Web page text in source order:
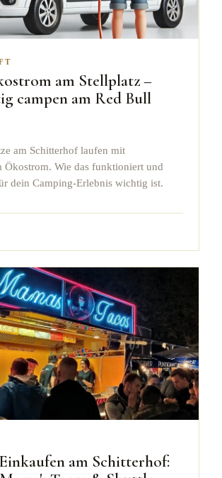
am Stellplatz –
campen am Red Bull
am Schitterhof laufen mit
Ökostrom. Wie das funktioniert und
dein Camping-Erlebnis wichtig ist.
am Schitterhof: